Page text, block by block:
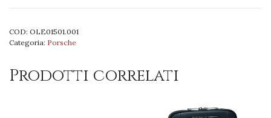
Briefcase
COD: OLE01501.001
Categoria: Porsche
Prodotti correlati